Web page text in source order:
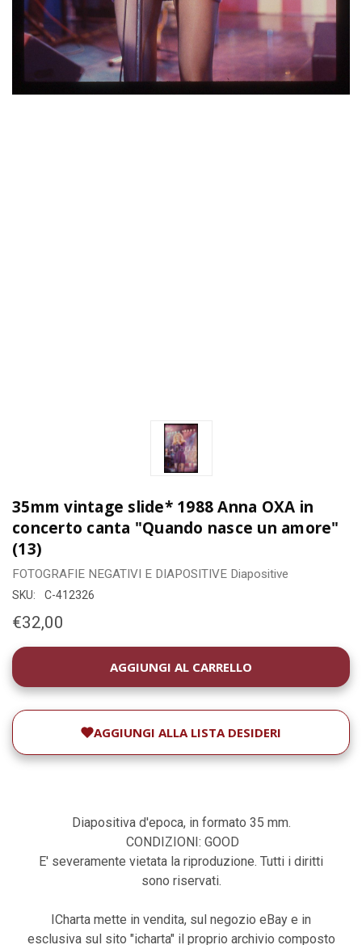
35mm vintage slide* 1988 Anna OXA in
concerto canta "Quando nasce un amore"
(13)
FOTOGRAFIE NEGATIVI E DIAPOSITIVE Diapositive
SKU: C-412326
€32,00
DISPONIBILITÀ
ATTUALE:
AGGIUNGI ALLA LISTA DESIDERI
Diapositiva d'epoca, in formato 35 mm.
CONDIZIONI: GOOD
E' severamente vietata la riproduzione. Tutti i diritti
sono riservati.
ICharta mette in vendita, sul negozio eBay e in
esclusiva sul sito "icharta" il proprio archivio composto